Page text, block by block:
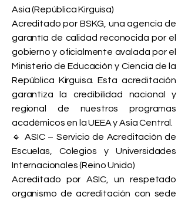
Asia (República Kirguisa)
Acreditado por BSKG, una agencia de
garantía de calidad reconocida por el
gobierno y oficialmente avalada por el
Ministerio de Educación y Ciencia de la
República Kirguisa. Esta acreditación
garantiza la credibilidad nacional y
regional de nuestros programas
académicos en la UEEA y Asia Central.
🔹 ASIC – Servicio de Acreditación de
Escuelas, Colegios y Universidades
Internacionales (Reino Unido)
Acreditado por ASIC, un respetado
organismo de acreditación con sede